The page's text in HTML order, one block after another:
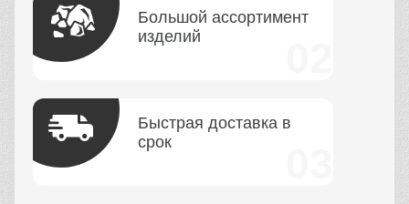
Большой ассортимент
изделий
Быстрая доставка в
срок